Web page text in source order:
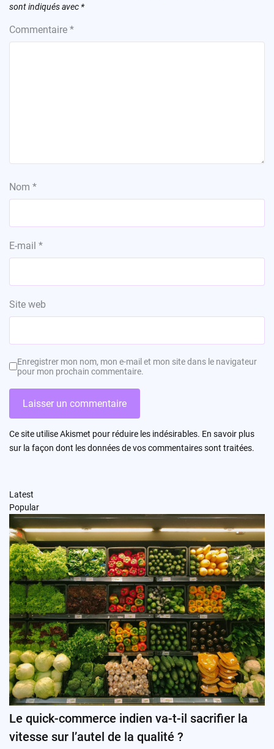
sont indiqués avec *
Commentaire *
Nom *
E-mail *
Site web
Enregistrer mon nom, mon e-mail et mon site dans le navigateur
pour mon prochain commentaire.
Ce site utilise Akismet pour réduire les indésirables. En savoir plus
sur la façon dont les données de vos commentaires sont traitées.
Latest
Popular
Le quick-commerce indien va-t-il sacrifier la
vitesse sur l’autel de la qualité ?